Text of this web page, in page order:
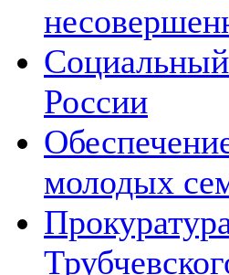
России
молодых